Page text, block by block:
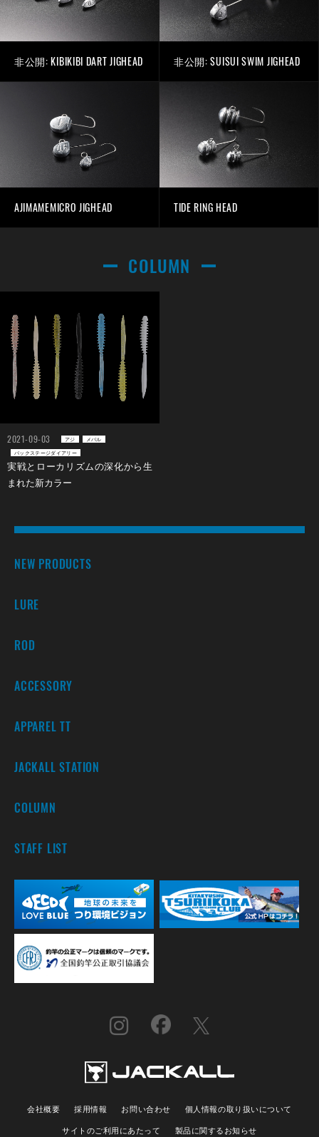
非公開: KIBIKIBI DART JIGHEAD 非公開: SUISUI SWIM JIGHEAD
AJIMAMEMICRO JIGHEAD TIDE RING HEAD
COLUMN
2021-09-03 アジ
メバル
バックステージダイアリー
実戦とローカリズムの深化から生
まれた新カラー
NEW PRODUCTS
LURE
ROD
ACCESSORY
APPAREL TT
JACKALL STATION
COLUMN
STAFF LIST
会社概要 採用情報 お問い合わせ
個人情報の取り扱いについて
サイトのご利用にあたって
製品に関するお知らせ